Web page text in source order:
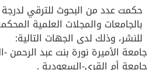
حكمت عدد من البحوث للترقي
بالجامعات والمجلات العلمية
للنشر، وذلك لدى الجهات التالية:
جامعة الأميرة نورة بنت عبد الرحمن
جامعة أم القرى-السعودية .